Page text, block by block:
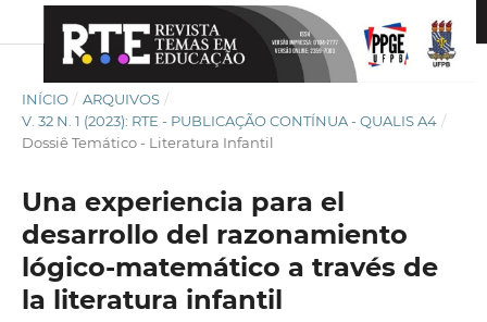
INÍCIO / ARQUIVOS /
V. 32 N. 1 (2023): RTE - PUBLICAÇÃO CONTÍNUA - QUALIS A4 /
Dossiê Temático - Literatura Infantil
Una experiencia para el
desarrollo del razonamiento
lógico-matemático a través de
la literatura infantil